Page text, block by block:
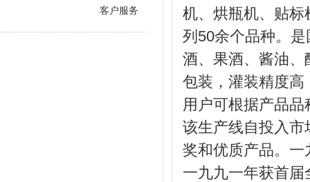
客户服务
机、烘瓶机、贴
列50余个品种。
酒、果酒、酱油
包装，灌装精度
用户可根据产品
该生产线自投入
奖和优质产品。
一九九一年获首